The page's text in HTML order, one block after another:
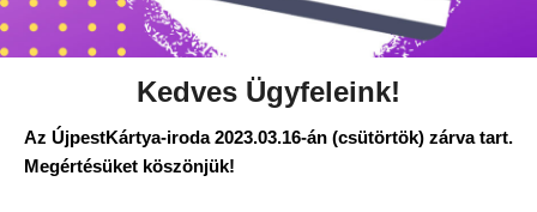
Kedves Ügyfeleink!
Az ÚjpestKártya-iroda 2023.03.16-án (csütörtök) zárva tart.
Megértésüket köszönjük!